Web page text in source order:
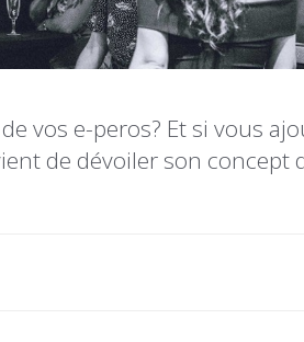
vos e-peros? Et si vous
de dévoiler son concept